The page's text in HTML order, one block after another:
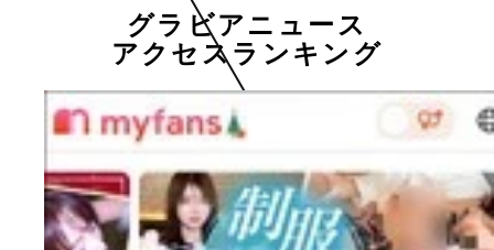
グラビアニュース
アクセスランキング